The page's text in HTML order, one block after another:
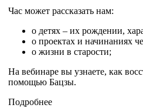
Час может рассказать нам:
о детях – их рождении,
о проектах и начинаниях
о жизни в старости;
На вебинаре вы узнаете, как
помощью Бацзы.
Подробнее